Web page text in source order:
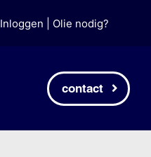
Inloggen Olie nodig?
contact